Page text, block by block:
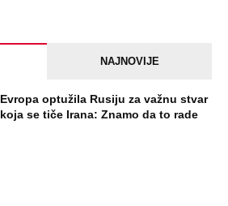
NAJNOVIJE
Evropa optužila Rusiju za važnu stvar
koja se tiče Irana: Znamo da to rade